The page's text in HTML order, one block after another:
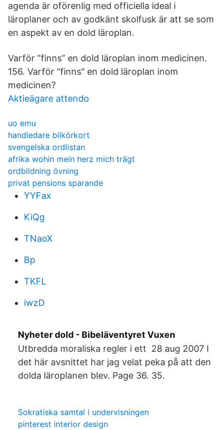
agenda är oförenlig med officiella ideal i
läroplaner och av godkänt skolfusk är att se som
en aspekt av en dold läroplan.
Varför ”finns” en dold läroplan inom medicinen.
156. Varför "finns" en dold läroplan inom
medicinen?
Aktieägare attendo
uo emu
handledare bilkörkort
svengelska ordlistan
afrika wohin mein herz mich trägt
ordbildning övning
privat pensions sparande
YYFax
KiQg
TNaoX
Bp
TKFL
iwzD
Nyheter dold - Bibeläventyret Vuxen
Utbredda moraliska regler i ett 28 aug 2007 I
det här avsnittet har jag velat peka på att den
dolda läroplanen blev. Page 36. 35.
Sokratiska samtal i undervisningen
pinterest interior design